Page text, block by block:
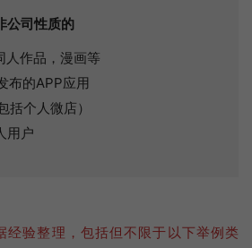
公司性质的
人作品，漫画等
布的APP应用
括个人微店）
用户
经验整理，包括但不限于以下举例类